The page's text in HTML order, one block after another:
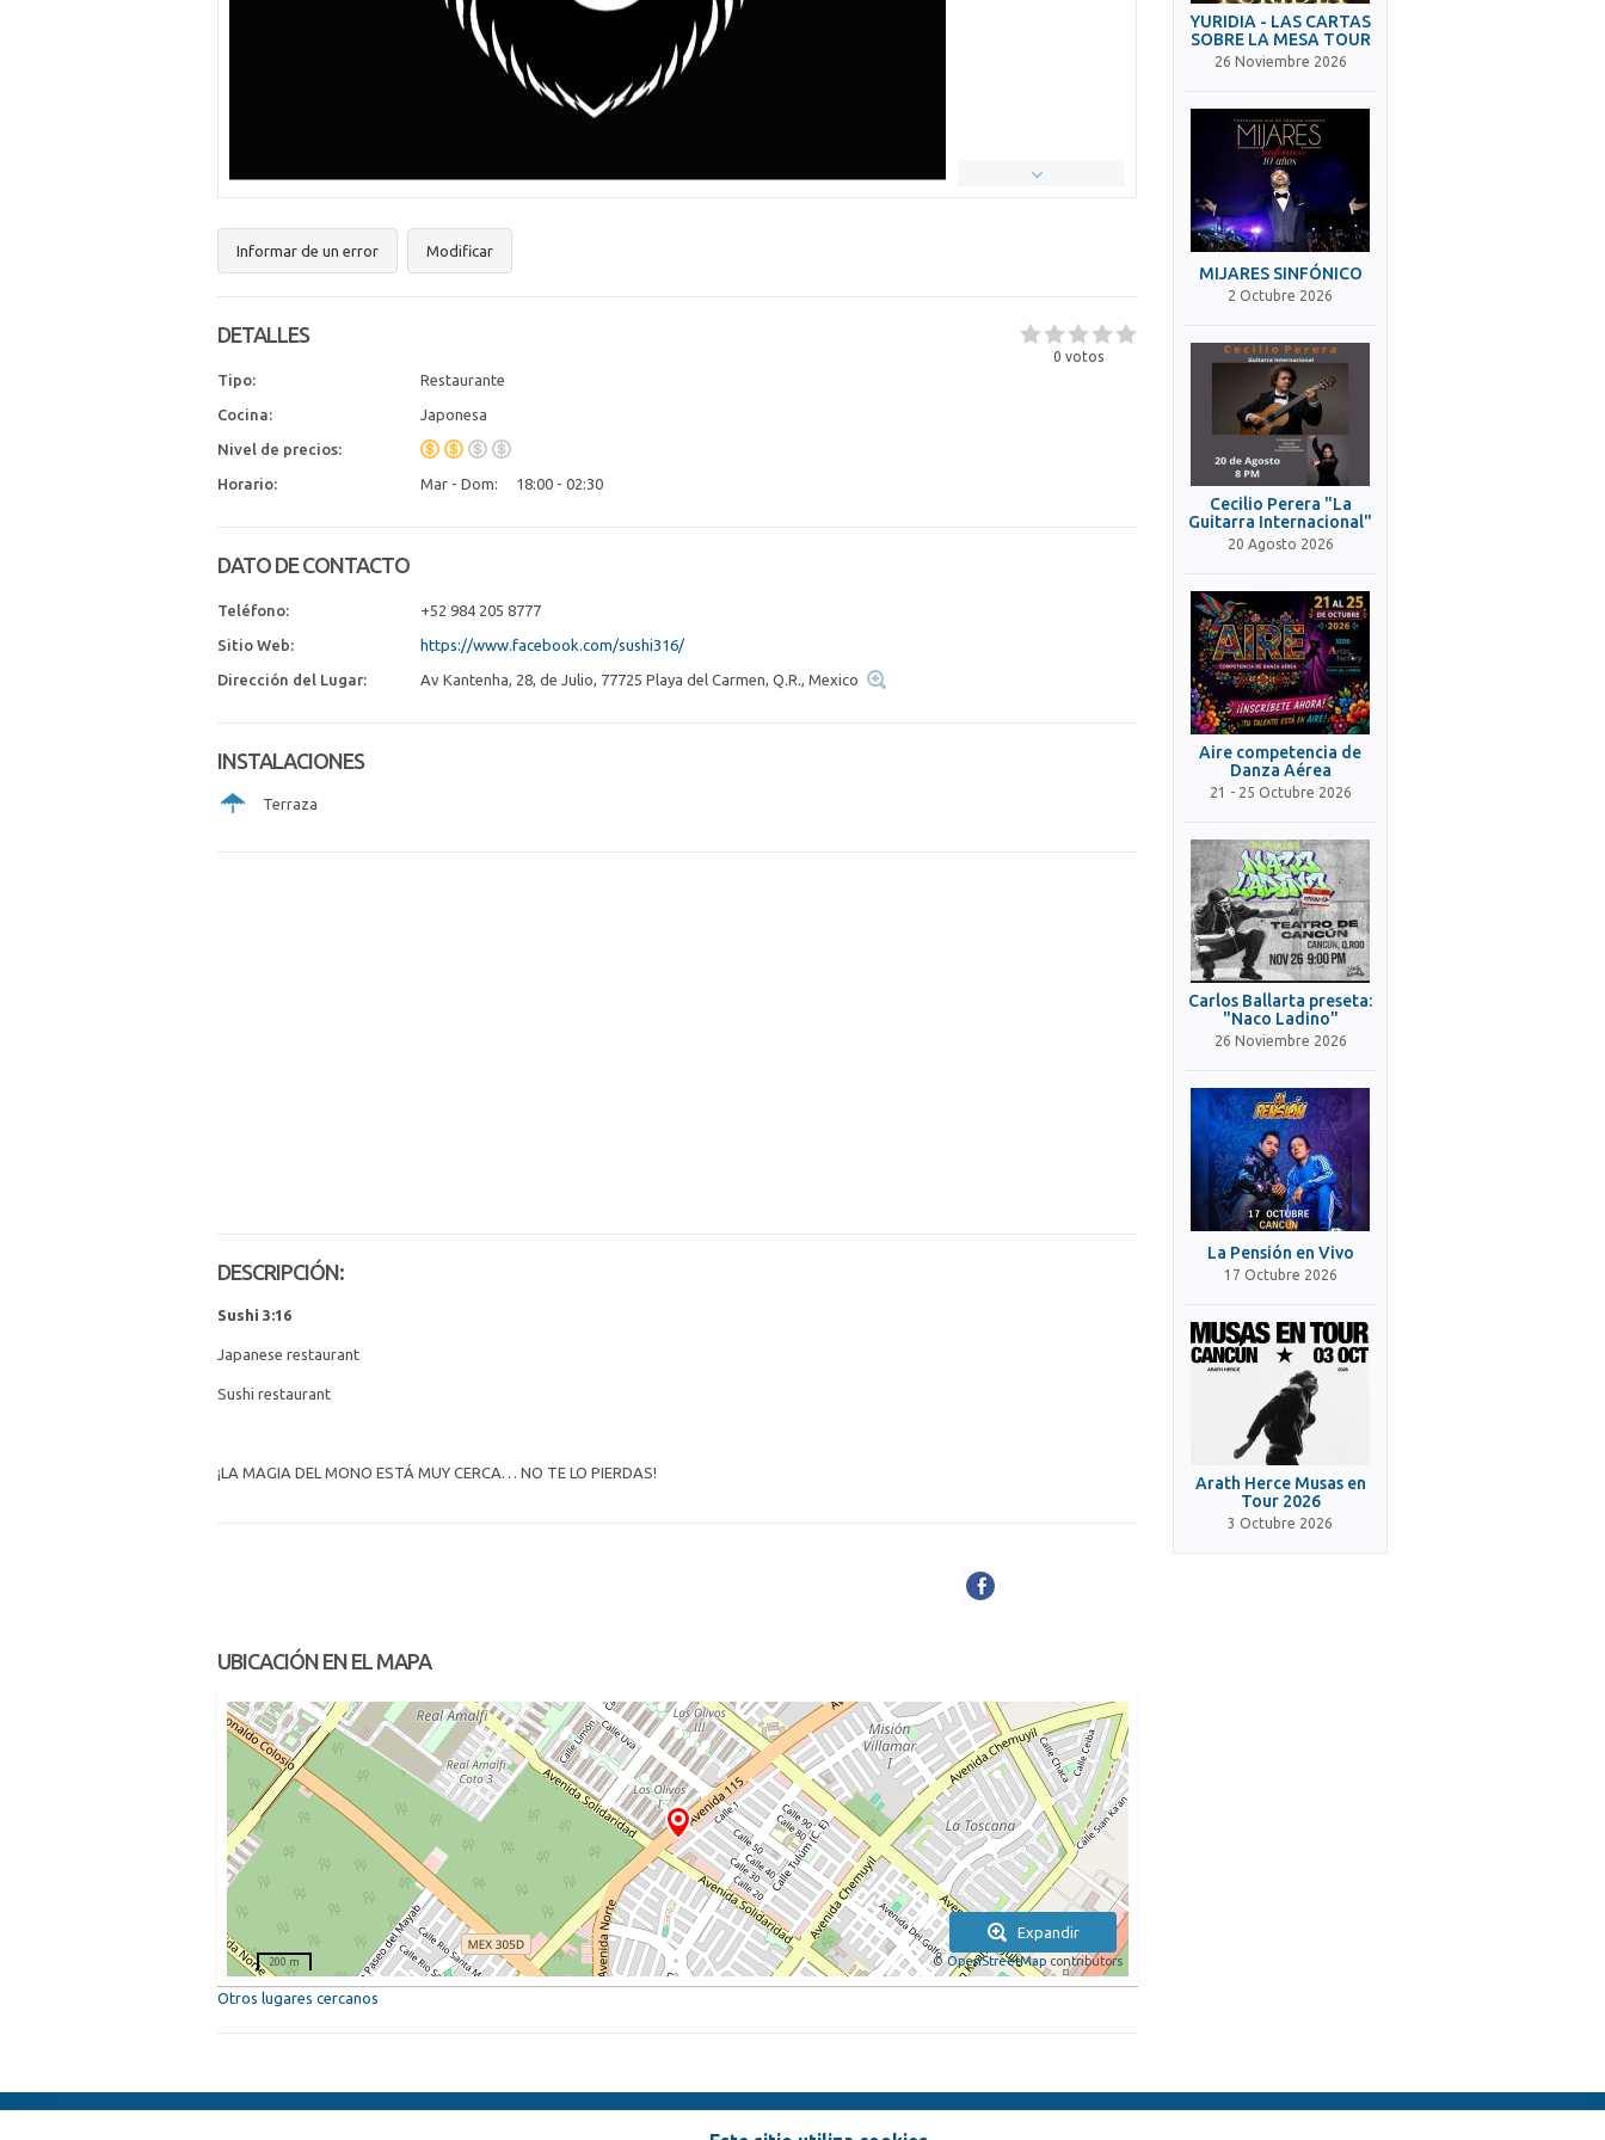
Informar de un error Modificar
0 votos
DETALLES
Tipo: Restaurante
Cocina: Japonesa
Nivel de precios:
Horario: Mar - Dom: 18:00 - 02:30
DATO DE CONTACTO
Teléfono: +52 984 205 8777
Sitio Web: https://www.facebook.com/sushi316/
Dirección del Lugar: Av Kantenha, 28, de Julio, 77725 Playa del Carmen, Q.R., Mexico
INSTALACIONES
Terraza
DESCRIPCIÓN:
Sushi 3:16
Japanese restaurant
Sushi restaurant
¡LA MAGIA DEL MONO ESTÁ MUY CERCA… NO TE LO PIERDAS!
UBICACIÓN EN EL MAPA
Expandir
©OpenStreetMap contributors
200 m
Otros lugares cercanos
YURIDIA - LAS CARTAS
SOBRE LA MESA TOUR
26 Noviembre 2026
MIJARES SINFÓNICO
2 Octubre 2026
Cecilio Perera "La
Guitarra Internacional"
20 Agosto 2026
Aire competencia de
Danza Aérea
21 - 25 Octubre 2026
Carlos Ballarta preseta:
"Naco Ladino"
26 Noviembre 2026
La Pensión en Vivo
17 Octubre 2026
Arath Herce Musas en
Tour 2026
3 Octubre 2026